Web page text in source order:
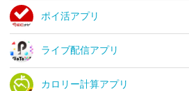
ポイ活アプリ
ライブ配信アプリ
カロリー計算アプリ